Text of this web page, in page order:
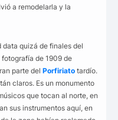
a remodelarla y la
data quizá de finales del
de 1909 de
parte del Porfiriato tardío.
claros. Es un monumento
que tocan al norte, en
sus instrumentos aquí, en